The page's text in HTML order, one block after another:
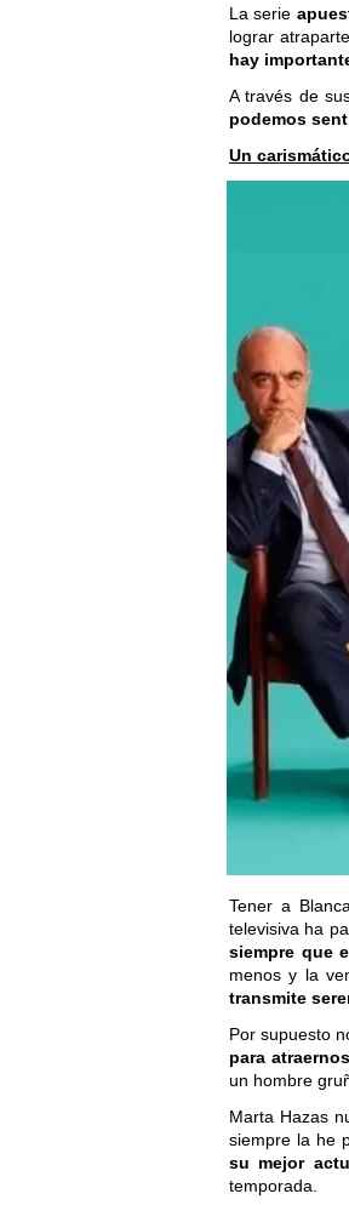
La serie
lograr
hay
A través de
podemos
Un
Tener a
televisiva ha
siempre que
menos y la
transmite
Por supuesto
para
un hombre
Marta Hazas
siempre la he
su mejor
temporada.